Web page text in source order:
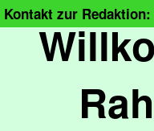
Kontakt zur Redaktion: